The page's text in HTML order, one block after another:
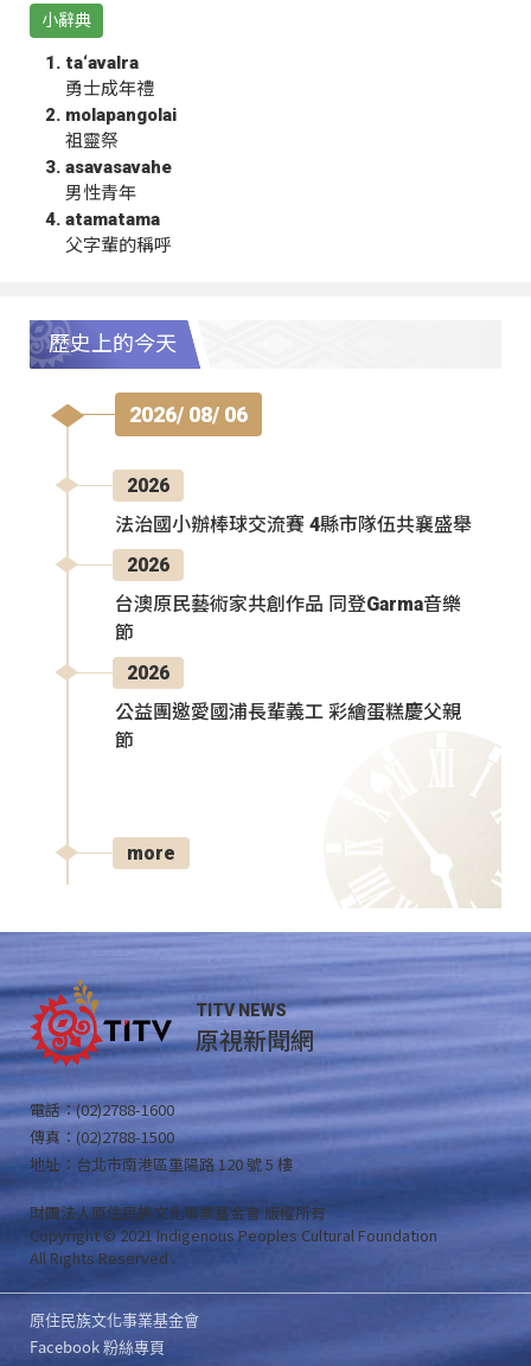
小辭典
ta‘avalra
勇士成年禮
molapangolai
祖靈祭
asavasavahe
男性青年
atamatama
父字輩的稱呼
歷史上的今天
2026/ 08/ 06
2026
法治國小辦棒球交流賽 4縣市隊伍共襄盛舉
2026
台澳原民藝術家共創作品 同登Garma音樂
節
2026
公益團邀愛國浦長輩義工 彩繪蛋糕慶父親
節
more
TITV NEWS
原視新聞網
電話：(02)2788-1600
傳真：(02)2788-1500
地址：台北市南港區重陽路 120 號 5 樓
財團法人原住民族文化事業基金會 版權所有
Copyright © 2021 Indigenous Peoples Cultural Foundation
All Rights Reserved .
原住民族文化事業基金會
Facebook 粉絲專頁